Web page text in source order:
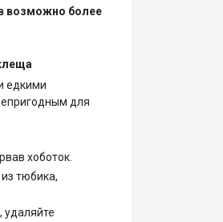
возможно более
едкими
для
хоботок.
тюбика,